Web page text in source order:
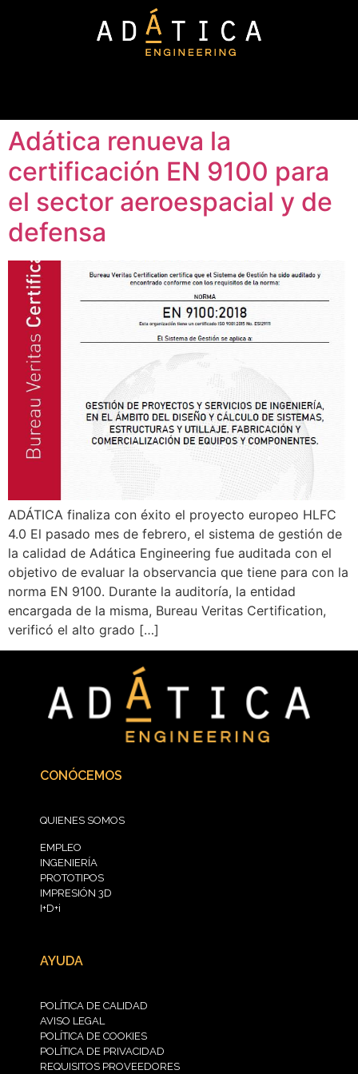
Adática renueva la
certificación EN 9100 para
el sector aeroespacial y de
defensa
ADÁTICA finaliza con éxito el proyecto europeo HLFC
4.0 El pasado mes de febrero, el sistema de gestión de
la calidad de Adática Engineering fue auditada con el
objetivo de evaluar la observancia que tiene para con la
norma EN 9100. Durante la auditoría, la entidad
encargada de la misma, Bureau Veritas Certification,
verificó el alto grado […]
CONÓCEMOS
QUIENES SOMOS
EMPLEO
INGENIERÍA
PROTOTIPOS
IMPRESIÓN 3D
I+D+i
AYUDA
POLÍTICA DE CALIDAD
AVISO LEGAL
POLÍTICA DE COOKIES
POLÍTICA DE PRIVACIDAD
REQUISITOS PROVEEDORES